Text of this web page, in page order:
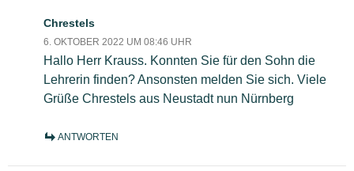
Chrestels
6. OKTOBER 2022 UM 08:46 UHR
Hallo Herr Krauss. Konnten Sie für den Sohn die
Lehrerin finden? Ansonsten melden Sie sich. Viele
Grüße Chrestels aus Neustadt nun Nürnberg
ANTWORTEN